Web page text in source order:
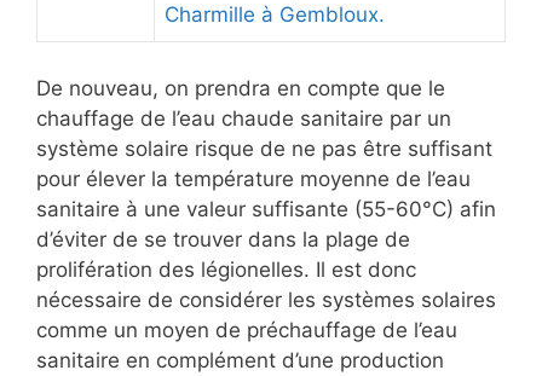
Charmille à Gembloux.
De nouveau, on prendra en compte que le
chauffage de l’eau chaude sanitaire par un
système solaire risque de ne pas être suffisant
pour élever la température moyenne de l’eau
sanitaire à une valeur suffisante (55-60°C) afin
d’éviter de se trouver dans la plage de
prolifération des légionelles. Il est donc
nécessaire de considérer les systèmes solaires
comme un moyen de préchauffage de l’eau
sanitaire en complément d’une production